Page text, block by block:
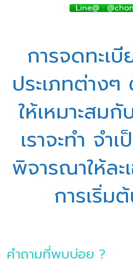
Line@ :
การจดทะเ
ประเภทต่าง
ให้เหมาะสม
เราจะทำ จำ
พิจารณาให้ล
การเริ่ม
คำถามที่พบบ่อย ?